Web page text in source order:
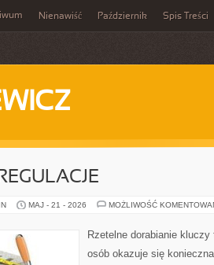
Nienawiść Październik Spis Treści
MAJ - 21 - 2026 MOŻLIWOŚĆ
Rzetelne dorabianie
osób okazuje się